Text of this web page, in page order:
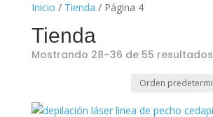
Inicio / Tienda / Página 4
Tienda
Mostrando 28–36 de 55 resultados